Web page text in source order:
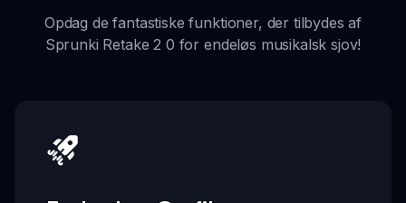
Opdag de fantastiske funktioner, der tilbydes af
Sprunki Retake 2 0 for endeløs musikalsk sjov!